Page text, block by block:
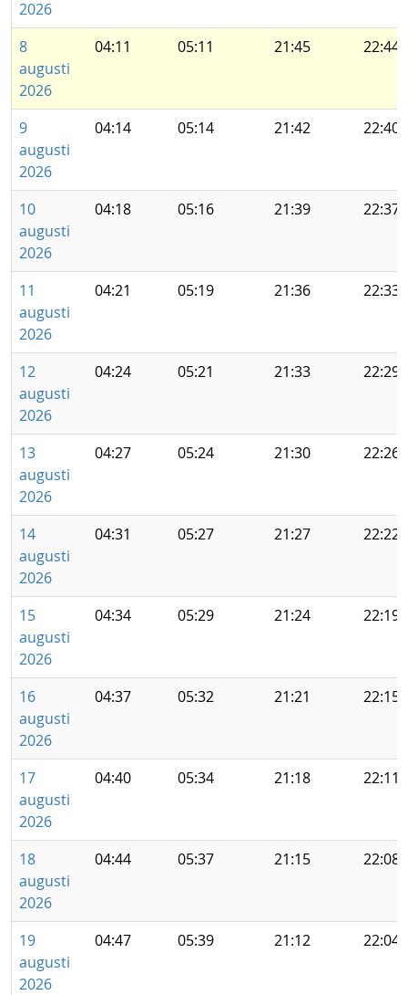
2026
8
augusti
2026
04:11 05:11 21:45 22:44
9
augusti
2026
04:14 05:14 21:42 22:40
10
augusti
2026
04:18 05:16 21:39 22:37
11
augusti
2026
04:21 05:19 21:36 22:33
12
augusti
2026
04:24 05:21 21:33 22:29
13
augusti
2026
04:27 05:24 21:30 22:26
14
augusti
2026
04:31 05:27 21:27 22:22
15
augusti
2026
04:34 05:29 21:24 22:19
16
augusti
2026
04:37 05:32 21:21 22:15
17
augusti
2026
04:40 05:34 21:18 22:11
18
augusti
2026
04:44 05:37 21:15 22:08
19
augusti
2026
04:47 05:39 21:12 22:04